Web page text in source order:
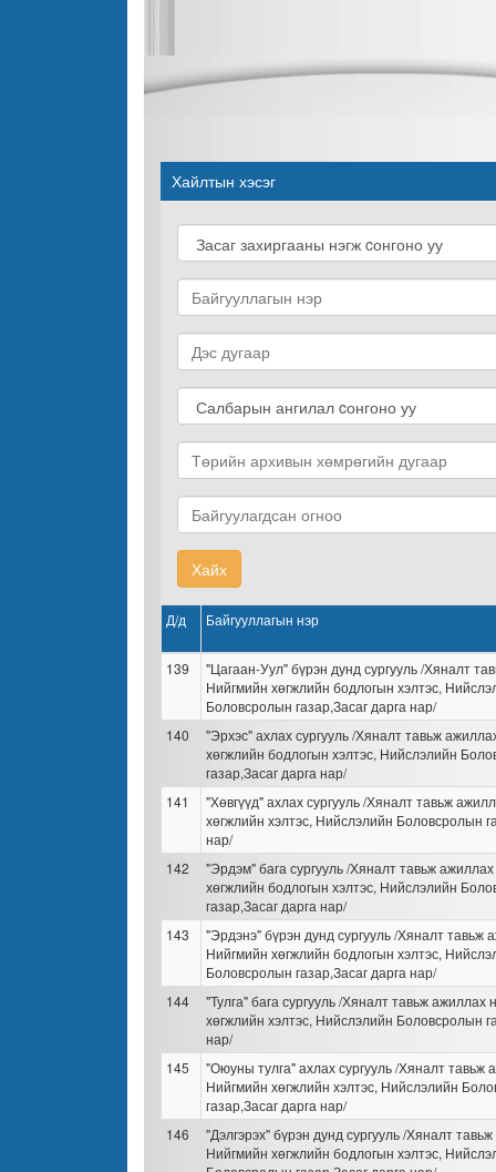
Хайлтын хэсэг
Хайх
Д/д Байгууллагын нэр
139
"Цагаан-Уул" бүрэн дунд сургууль /Хяналт
Нийгмийн хөгжлийн бодлогын хэлтэс,
Боловсролын газар,Засаг дарга нар/
140
"Эрхэс" ахлах сургууль /Хяналт тавьж
хөгжлийн бодлогын хэлтэс, Нийслэлийн
газар,Засаг дарга нар/
141
"Хөвгүүд" ахлах сургууль /Хяналт тавьж
хөгжлийн хэлтэс, Нийслэлийн Боловсролын
нар/
142
"Эрдэм" бага сургууль /Хяналт тавьж
хөгжлийн бодлогын хэлтэс, Нийслэлийн
газар,Засаг дарга нар/
143
"Эрдэнэ" бүрэн дунд сургууль /Хяналт тавьж
Нийгмийн хөгжлийн бодлогын хэлтэс,
Боловсролын газар,Засаг дарга нар/
144
"Тулга" бага сургууль /Хяналт тавьж ажиллах
хөгжлийн хэлтэс, Нийслэлийн Боловсролын
нар/
145
"Оюуны тулга" ахлах сургууль /Хяналт тавьж
Нийгмийн хөгжлийн хэлтэс, Нийслэлийн
газар,Засаг дарга нар/
146
"Дэлгэрэх" бүрэн дунд сургууль /Хяналт
Нийгмийн хөгжлийн бодлогын хэлтэс,